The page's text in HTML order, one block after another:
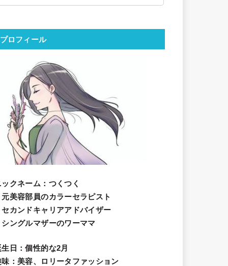
プロフィール
ックネーム ：つくつく
元美容部員のカラーセラピスト
セカンドキャリアアドバイザー
シングルマザーのワーママ
日 ：個性的な2月
味 ：美容、ロリータファッション